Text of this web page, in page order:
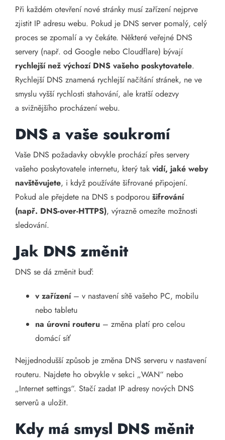
Při každém otevření nové stránky musí zařízení nejprve
zjistit IP adresu webu. Pokud je DNS server pomalý, celý
proces se zpomalí a vy čekáte. Některé veřejné DNS
servery (např. od Google nebo Cloudflare) bývají
rychlejší než výchozí DNS vašeho poskytovatele.
Rychlejší DNS znamená rychlejší načítání stránek, ne ve
smyslu vyšší rychlosti stahování, ale kratší odezvy
a svižnějšího procházení webu.
DNS a vaše soukromí
Vaše DNS požadavky obvykle prochází přes servery
vašeho poskytovatele internetu, který tak vidí, jaké weby
navštěvujete, i když používáte šifrované připojení.
Pokud ale přejdete na DNS s podporou šifrování
(např. DNS-over-HTTPS), výrazně omezíte možnosti
sledování.
Jak DNS změnit
DNS se dá změnit buď:
v zařízení– v nastavení sítě vašeho PC, mobilu
nebo tabletu
na úrovni routeru – změna platí pro celou
domácí síť
Nejjednodušší způsob je změna DNS serveru v nastavení
routeru. Najdete ho obvykle v sekci „WAN“ nebo
„Internet settings“. Stačí zadat IP adresy nových DNS
serverů a uložit.
Kdy má smysl DNS měnit